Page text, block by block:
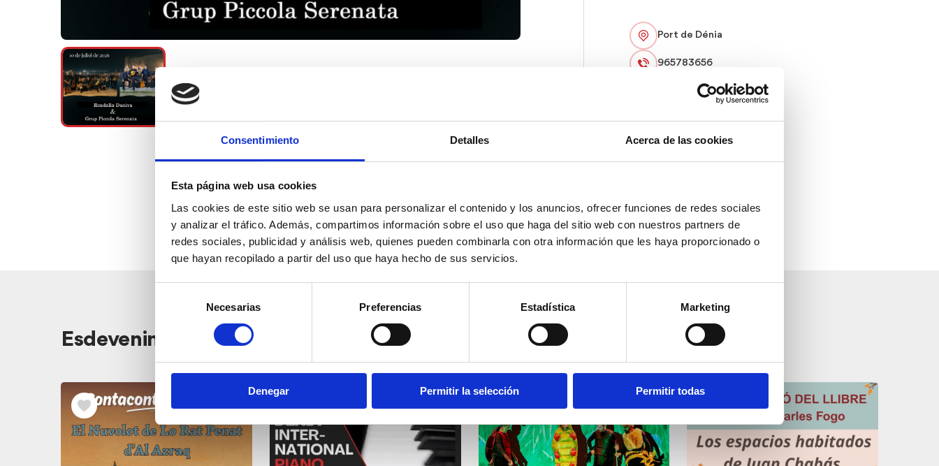
Consentimiento Detalles Acerca de las cookies
Esta página web usa cookies
Las cookies de este sitio web se usan para personalizar el contenido y los anuncios, ofrecer funciones de redes sociales
y analizar el tráfico. Además, compartimos información sobre el uso que haga del sitio web con nuestros partners de
redes sociales, publicidad y análisis web, quienes pueden combinarla con otra información que les haya proporcionado o
que hayan recopilado a partir del uso que haya hecho de sus servicios.
consentimiento
Necesarias Preferencias Estadística Marketing
Denegar Permitir la selección Permitir todas
Port de Dénia
965783656
cultura@ayto-denia.es
Entrada lliure
23 h
Esdeveniments relacionats
Veure
relacionats